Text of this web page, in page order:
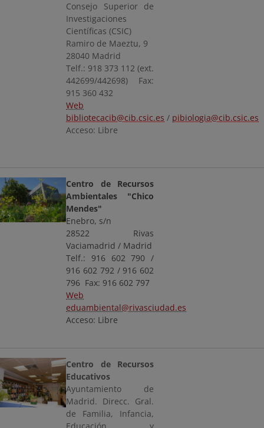
Consejo Superior de
Investigaciones
Científicas (CSIC)
Ramiro de Maeztu, 9
28040 Madrid
Telf.: 918 373 112 (ext.
442699/442698) Fax:
915 360 432
Web
bibliotecacib@cib.csic.es / pibiologia@cib.csic.es
Acceso: Libre
Centro de Recursos
Ambientales "Chico
Mendes"
Enebro, s/n
28522 Rivas
Vaciamadrid / Madrid
Telf.: 916 602 790 /
916 602 792 / 916 602
796 Fax: 916 602 797
Web
eduambiental@rivasciudad.es
Acceso: Libre
Centro de Recursos
Educativos
Ayuntamiento de
Madrid. Direcc. Gral.
de Familia, Infancia,